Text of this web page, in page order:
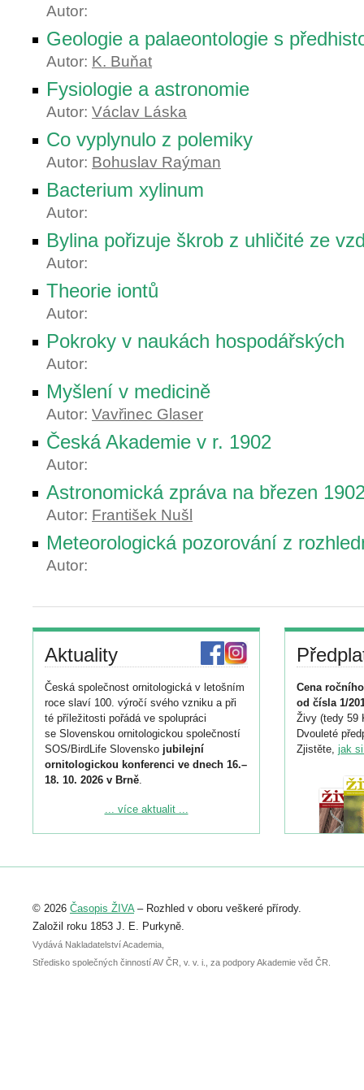
Autor:
Geologie a palaeontologie s
Autor: K. Buňat
Fysiologie a astronomie
Autor: Václav Láska
Co vyplynulo z polemiky
Autor: Bohuslav Raýman
Bacterium xylinum
Autor:
Bylina pořizuje škrob z uhličité ze
Autor:
Theorie iontů
Autor:
Pokroky v naukách hospodářských
Autor:
Myšlení v medicině
Autor: Vavřinec Glaser
Česká Akademie v r. 1902
Autor:
Astronomická zpráva na březen
Autor: František Nušl
Meteorologická pozorování z
Autor:
Aktuality
Česká společnost ornitologická v letošním
roce slaví 100. výročí svého vzniku a při
té příležitosti pořádá ve spolupráci
se Slovenskou ornitologickou společností
SOS/BirdLife Slovensko jubilejní
ornitologickou konferenci ve dnech 16.–
18. 10. 2026 v Brně.
Podrobnější informace ke konferenci
Registrovat se můžete do 6. září.
abstraktu přihlášené přednášky nebo
posteru je už 30. června.
... více aktualit ...
Cena
od čísla 1/
Živy (tedy 59
Dvouleté
Zjistěte, jak
© 2026 Časopis ŽIVA– Rozhled v oboru veškeré přírody.
Založil roku 1853 J. E. Purkyně.
Vydává Nakladatelství Academia,
Středisko společných činností AV ČR, v. v. i., za podpory Akademie věd ČR.